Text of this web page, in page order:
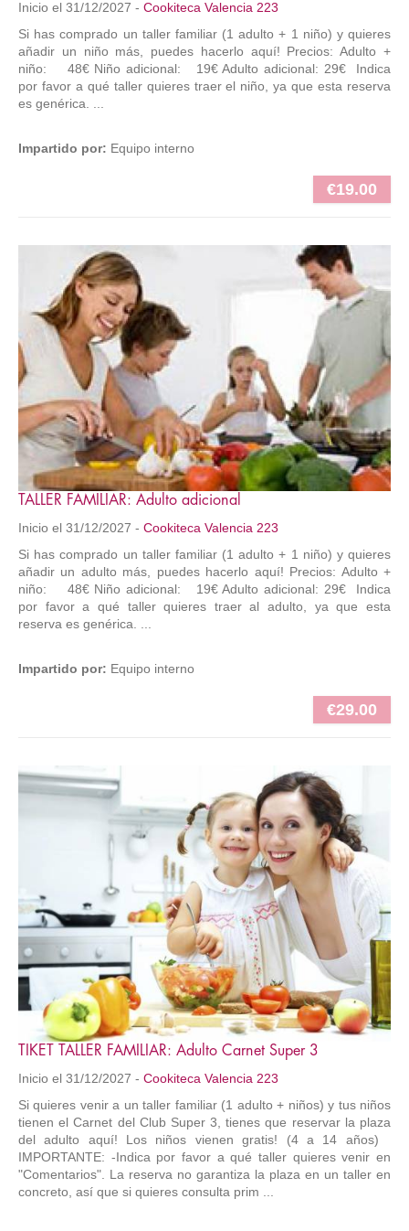
Inicio el 31/12/2027 - Cookiteca Valencia 223
Si has comprado un taller familiar (1 adulto + 1 niño) y quieres
añadir un niño más, puedes hacerlo aquí! Precios: Adulto +
niño: 48€ Niño adicional: 19€ Adulto adicional: 29€ Indica
por favor a qué taller quieres traer el niño, ya que esta reserva
es genérica. ...
Impartido por: Equipo interno
€19.00
TALLER FAMILIAR: Adulto adicional
Inicio el 31/12/2027 - Cookiteca Valencia 223
Si has comprado un taller familiar (1 adulto + 1 niño) y quieres
añadir un adulto más, puedes hacerlo aquí! Precios: Adulto +
niño: 48€ Niño adicional: 19€ Adulto adicional: 29€ Indica
por favor a qué taller quieres traer al adulto, ya que esta
reserva es genérica. ...
Impartido por: Equipo interno
€29.00
TIKET TALLER FAMILIAR: Adulto Carnet Super 3
Inicio el 31/12/2027 - Cookiteca Valencia 223
Si quieres venir a un taller familiar (1 adulto + niños) y tus niños
tienen el Carnet del Club Super 3, tienes que reservar la plaza
del adulto aquí! Los niños vienen gratis! (4 a 14 años)
IMPORTANTE: -Indica por favor a qué taller quieres venir en
"Comentarios". La reserva no garantiza la plaza en un taller en
concreto, así que si quieres consulta prim ...